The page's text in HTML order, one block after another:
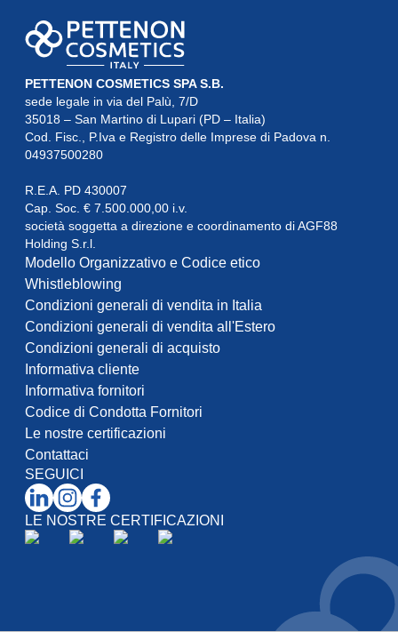
PETTENON COSMETICS SPA S.B.
sede legale in via del Palù, 7/D
35018 – San Martino di Lupari (PD – Italia)
Cod. Fisc., P.Iva e Registro delle Imprese di Padova n.
04937500280
R.E.A. PD 430007
Cap. Soc. € 7.500.000,00 i.v.
società soggetta a direzione e coordinamento di AGF88
Holding S.r.l.
Modello Organizzativo e Codice etico
Whistleblowing
Condizioni generali di vendita in Italia
Condizioni generali di vendita all'Estero
Condizioni generali di acquisto
Informativa cliente
Informativa fornitori
Codice di Condotta Fornitori
Le nostre certificazioni
Contattaci
SEGUICI
LE NOSTRE CERTIFICAZIONI